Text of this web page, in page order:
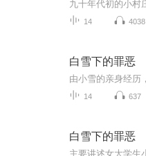
14 4038
白雪下的罪恶
14 637
白雪下的罪恶